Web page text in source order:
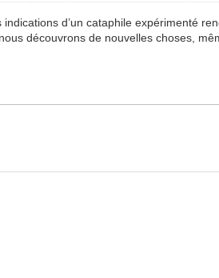
d’un cataphile expérimenté
découvrons de nouvelles choses,